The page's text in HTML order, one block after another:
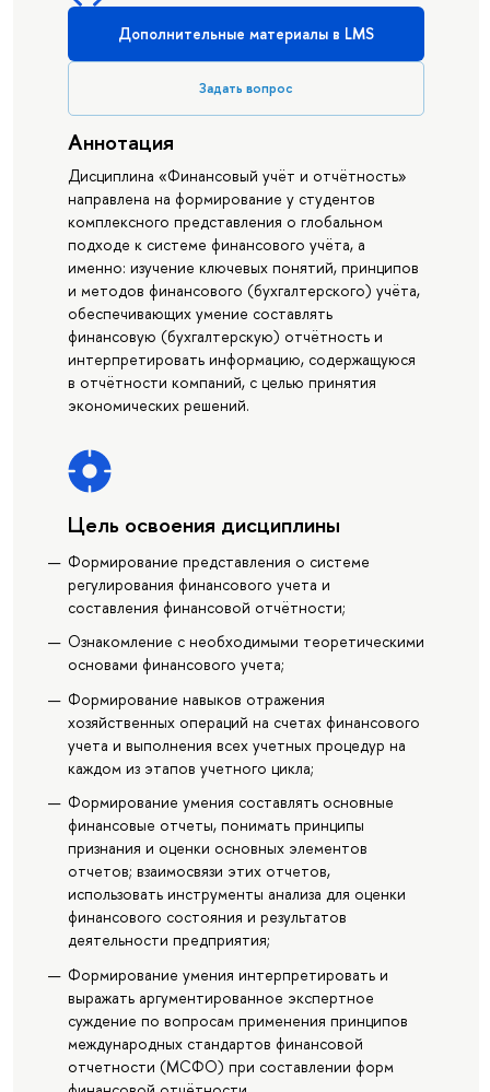
Дополнительные материалы в LMS
Задать вопрос
Аннотация
Дисциплина «Финансовый учёт и отчётность»
направлена на формирование у студентов
комплексного представления о глобальном
подходе к системе финансового учёта, а
именно: изучение ключевых понятий, принципов
и методов финансового (бухгалтерского) учёта,
обеспечивающих умение составлять
финансовую (бухгалтерскую) отчётность и
интерпретировать информацию, содержащуюся
в отчётности компаний, с целью принятия
экономических решений.
Цель освоения дисциплины
Формирование представления о системе
регулирования финансового учета и
составления финансовой отчётности;
Ознакомление с необходимыми теоретическими
основами финансового учета;
Формирование навыков отражения
хозяйственных операций на счетах финансового
учета и выполнения всех учетных процедур на
каждом из этапов учетного цикла;
Формирование умения составлять основные
финансовые отчеты, понимать принципы
признания и оценки основных элементов
отчетов; взаимосвязи этих отчетов,
использовать инструменты анализа для оценки
финансового состояния и результатов
деятельности предприятия;
Формирование умения интерпретировать и
выражать аргументированное экспертное
суждение по вопросам применения принципов
международных стандартов финансовой
отчетности (МСФО) при составлении форм